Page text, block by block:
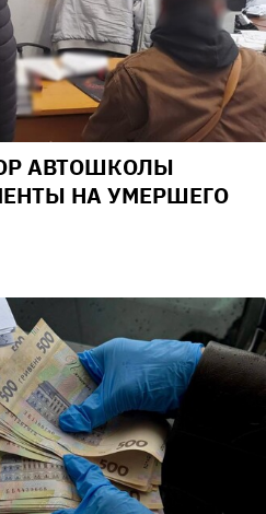
АВТОШКОЛЫ
НА УМЕРШЕГО